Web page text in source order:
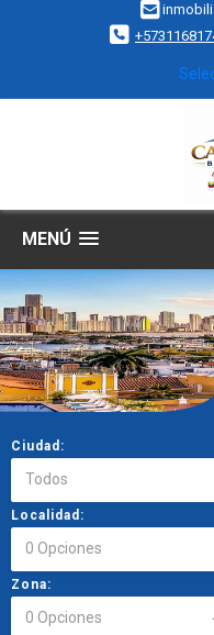
MENÚ
Ciudad:
Todos
Localidad:
0 Opciones
Zona:
0 Opciones